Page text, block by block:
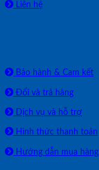
Liên hệ
Bảo hành & Cam kết
Đổi và trả hàng
Dịch vụ và hỗ trợ
Hình thức thanh toán
Hướng dẫn mua hàng